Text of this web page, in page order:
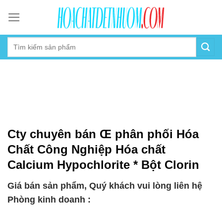
content
Cty chuyên bán Œ phân phối Hóa
Chất Công Nghiệp Hóa chất
Calcium Hypochlorite * Bột Clorin
Giá bán sản phẩm, Quý khách vui lòng liên hệ
Phòng kinh doanh :